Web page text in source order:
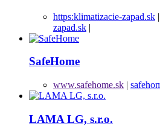
https:klimatizacie-zapad.sk |
zapad.sk |
SafeHome
www.safehome.sk |
LAMA LG, s.r.o.